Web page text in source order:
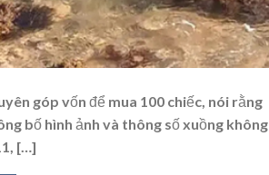
góp vốn để mua 100 chiếc, nói rằng
bố hình ảnh và thông số xuồng không
[…]